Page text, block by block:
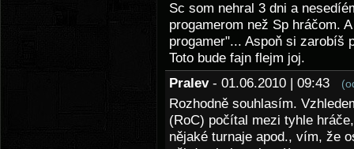
Sc som nehral 3 dni a
progamerom než Sp hráčom.
progamer"... Aspoň si zarobíš
Toto bude fajn flejm joj.
Pralev - 01.06.2010 | 09:43
Rozhodně souhlasím.
(RoC) počítal mezi tyhle
nějaké turnaje apod., vím, že